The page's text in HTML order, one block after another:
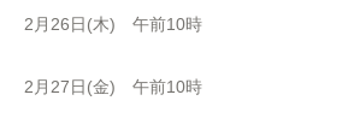
2月26日(木) 午前10時
2月27日(金) 午前10時